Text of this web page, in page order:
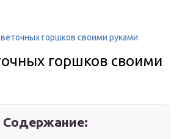
горшков своими руками
горшков своими
Содержание: